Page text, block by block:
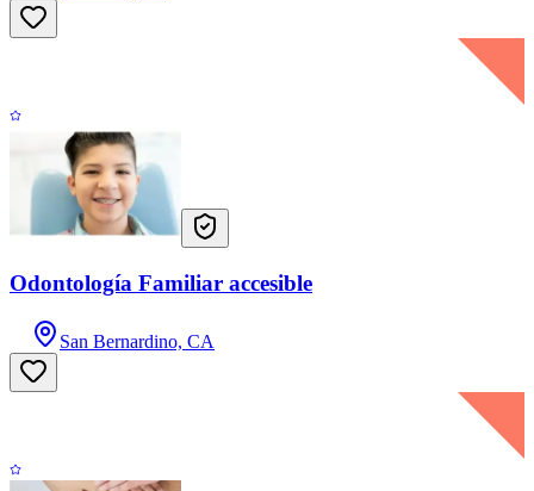
Odontología Familiar accesible
San Bernardino, CA